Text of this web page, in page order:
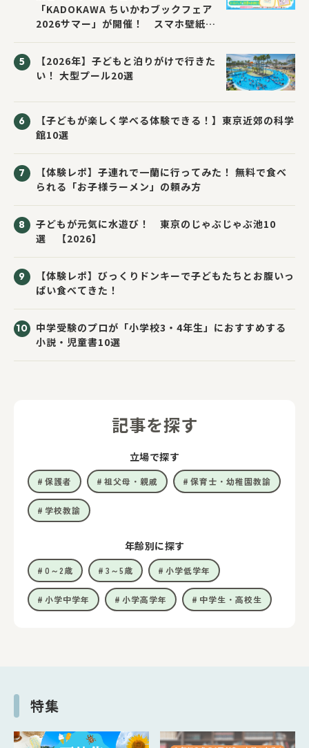
「KADOKAWA ちいかわブックフェア
2026サマー」が開催！ スマホ壁紙は
【2026年】子どもと泊りがけで行きた
い！ 大型プール20選
【子どもが楽しく学べる体験できる！】東京近郊の科学
館10選
【体験レポ】子連れで一蘭に行ってみた！ 無料で食べ
られる「お子様ラーメン」の頼み方
子どもが元気に水遊び！ 東京のじゃぶじゃぶ池10
選 【2026】
【体験レポ】びっくりドンキーで子どもたちとお腹いっ
ぱい食べてきた！
中学受験のプロが「小学校3・4年生」におすすめする
小説・児童書10選
記事を探す
立場で探す
保護者 祖父母・親戚 保育士・幼稚園教諭
学校教諭
年齢別に探す
0～2歳 3～5歳 小学低学年
小学中学年 小学高学年 中学生・高校生
特集